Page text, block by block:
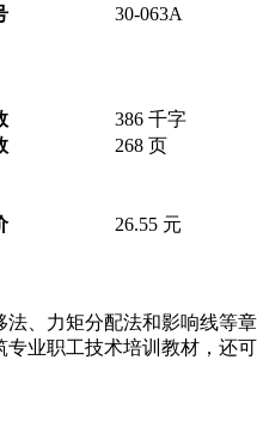
30-063A
386 千字
268 页
26.55 元
、力矩分配法和影响线等章
业职工技术培训教材，还